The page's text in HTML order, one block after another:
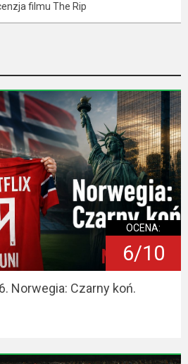
filmu The Rip
OCENA:
6/10
Norwegia: Czarny koń.